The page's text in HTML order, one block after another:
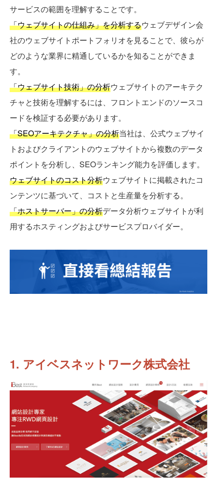
サービスの範囲を理解することです。
「ウェブサイトの仕組み」を分析するウェブデザイン会
社のウェブサイトポートフォリオを見ることで、彼らが
どのような業界に精通しているかを知ることができま
す。
「ウェブサイト技術」の分析ウェブサイトのアーキテク
チャと技術を理解するには、フロントエンドのソースコ
ードを検証する必要があります。
「SEOアーキテクチャ」の分析当社は、公式ウェブサイ
トおよびクライアントのウェブサイトから複数のデータ
ポイントを分析し、SEOランキング能力を評価します。
ウェブサイトのコスト分析ウェブサイトに掲載されたコ
ンテンツに基づいて、コストと生産量を分析する。
「ホストサーバー」の分析データ分析ウェブサイトが利
用するホスティングおよびサービスプロバイダー。
1. アイベスネットワーク株式会社